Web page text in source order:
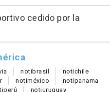
cedido por la
notibrasil notichile
notiméxico notipanama
perú notiuruguay